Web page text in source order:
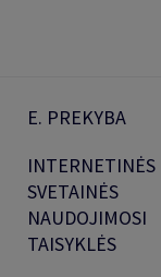
E. PREKYBA
INTERNETINĖS
SVETAINĖS
NAUDOJIMOSI
TAISYKLĖS